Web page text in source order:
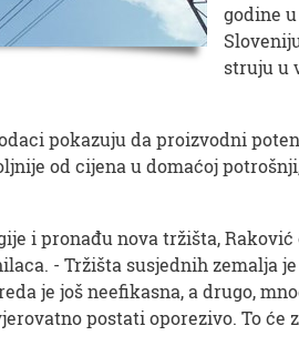
godine u
struju u
pokazuju da proizvodni
od cijena u domaćoj
i pronađu nova tržišta,
- Tržišta susjednih zemalja
je još neefikasna, a drugo,
postati oporezivo. To